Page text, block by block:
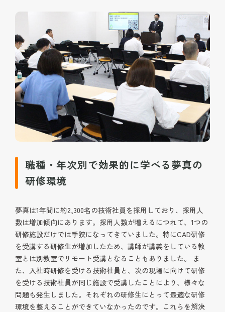
職種・年次別で効果的に学べる夢真の
研修環境
夢真は1年間に約2,300名の技術社員を採用しており、採用人
数は増加傾向にあります。採用人数が増えるにつれて、1つの
研修施設だけでは手狭になってきていました。特にCAD研修
を受講する研修生が増加したため、講師が講義をしている教
室とは別教室でリモート受講となることもありました。 ま
た、入社時研修を受ける技術社員と、次の現場に向けて研修
を受ける技術社員が同じ施設で受講したことにより、様々な
問題も発生しました。それぞれの研修生にとって最適な研修
環境を整えることができていなかったのです。これらを解決